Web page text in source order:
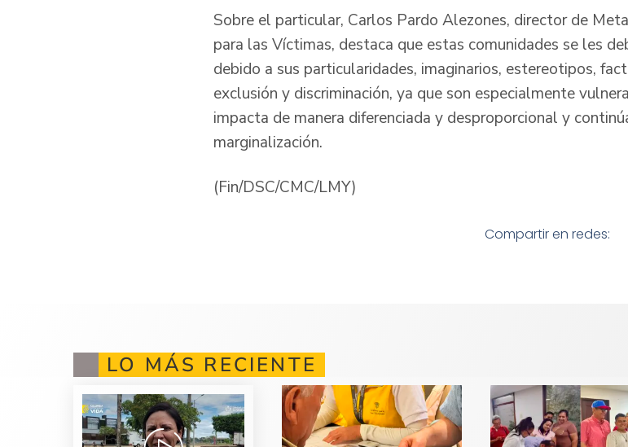
Sobre el particular, Carlos Pardo Alezones, director de
para las Víctimas, destaca que estas comunidades se les
debido a sus particularidades, imaginarios, estereotipos,
exclusión y discriminación, ya que son especialmente
impacta de manera diferenciada y desproporcional y
marginalización.
(Fin/DSC/CMC/LMY)
Compartir en redes:
LO MÁS RECIENTE